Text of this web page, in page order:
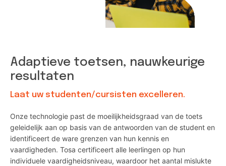
Adaptieve toetsen, nauwkeurige
resultaten
Laat uw studenten/cursisten excelleren.
Onze technologie past de moeilijkheidsgraad van de toets
geleidelijk aan op basis van de antwoorden van de student en
identificeert de ware grenzen van hun kennis en
vaardigheden. Tosa certificeert alle leerlingen op hun
individuele vaardigheidsniveau, waardoor het aantal mislukte